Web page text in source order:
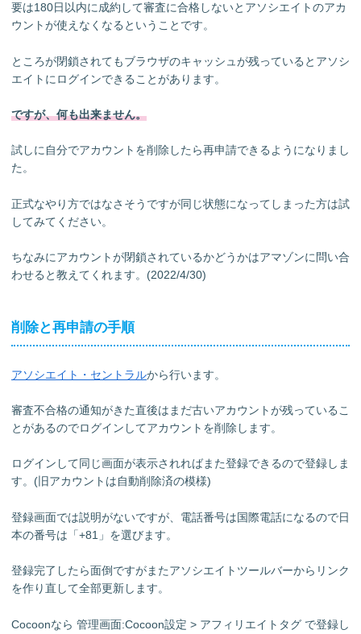
要は180日以内に成約して審査に合格しないとアソシエイトのアカ
ウントが使えなくなるということです。
ところが閉鎖されてもブラウザのキャッシュが残っているとアソシ
エイトにログインできることがあります。
ですが、何も出来ません。
試しに自分でアカウントを削除したら再申請できるようになりまし
た。
正式なやり方ではなさそうですが同じ状態になってしまった方は試
してみてください。
ちなみにアカウントが閉鎖されているかどうかはアマゾンに問い合
わせると教えてくれます。(2022/4/30)
削除と再申請の手順
アソシエイト・セントラルから行います。
審査不合格の通知がきた直後はまだ古いアカウントが残っているこ
とがあるのでログインしてアカウントを削除します。
ログインして同じ画面が表示されればまた登録できるので登録しま
す。(旧アカウントは自動削除済の模様)
登録画面では説明がないですが、電話番号は国際電話になるので日
本の番号は「+81」を選びます。
登録完了したら面倒ですがまたアソシエイトツールバーからリンク
を作り直して全部更新します。
Cocoonなら 管理画面:Cocoon設定 > アフィリエイトタグ で登録し